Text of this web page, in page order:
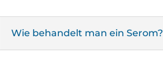
Wie behandelt man ein Serom?